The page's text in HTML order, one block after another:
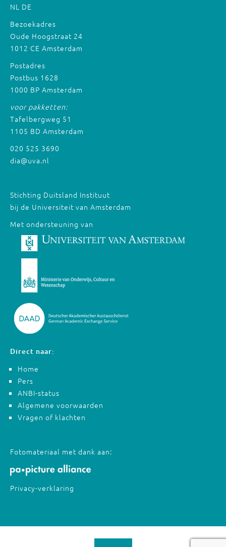
NL DE
Bezoekadres
Oude Hoogstraat 24
1012 CE Amsterdam
Postadres
Postbus 1628
1000 BP Amsterdam
voor pakketten:
Tafelbergweg 51
1105 BD Amsterdam
020 525 3690
dia@uva.nl
Stichting Duitsland Instituut
bij de Universiteit van Amsterdam
Met ondersteuning van
Direct naar:
Home
Pers
ANBI-status
Algemene voorwaarden
Vragen of klachten
Fotomateriaal met dank aan:
Privacy-verklaring